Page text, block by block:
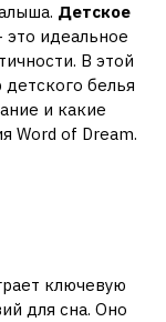
Детское
это идеальное
В этой
белья
и какие
Word of Dream.
ключевую
для сна. Оно